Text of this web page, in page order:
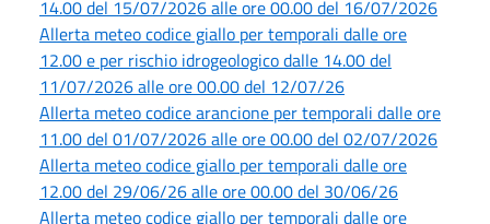
14.00 del 15/07/2026 alle ore 00.00 del 16/07/2026
Allerta meteo codice giallo per temporali dalle ore
12.00 e per rischio idrogeologico dalle 14.00 del
11/07/2026 alle ore 00.00 del 12/07/26
Allerta meteo codice arancione per temporali dalle ore
11.00 del 01/07/2026 alle ore 00.00 del 02/07/2026
Allerta meteo codice giallo per temporali dalle ore
12.00 del 29/06/26 alle ore 00.00 del 30/06/26
Allerta meteo codice giallo per temporali dalle ore